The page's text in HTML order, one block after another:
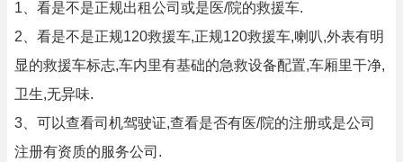
1、看是不是正规出租公司或是医/院的救援车.
2、看是不是正规120救援车,正规120救援车,喇叭,外表有明
显的救援车标志,车内里有基础的急救设备配置,车厢里干净,
卫生,无异味.
3、可以查看司机驾驶证,查看是否有医/院的注册或是公司
注册有资质的服务公司.